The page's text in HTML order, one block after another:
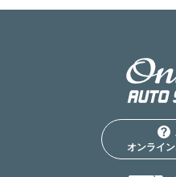
オンライ